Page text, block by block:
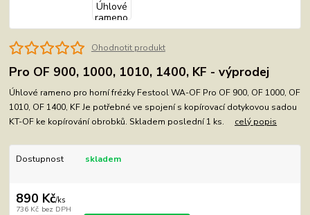
Ohodnotit produkt
Pro OF 900, 1000, 1010, 1400, KF - výprodej
Úhlové rameno pro horní frézky Festool WA-OF Pro OF 900, OF 1000, OF
1010, OF 1400, KF Je potřebné ve spojení s kopírovací dotykovou sadou
KT-OF ke kopírování obrobků. Skladem poslední 1 ks. celý popis
Dostupnost skladem
890 Kč/ks
736 Kč bez DPH